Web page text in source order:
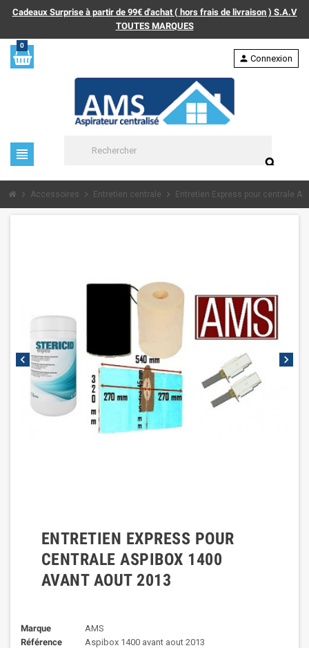
Cadeaux Surprise à partir de 99€ d'achat ( hors frais de livraison ) S.A.V
TOUTES MARQUES
0
view_headline
search
person Connexion
chevron_right Accessoires chevron_right Entretien centrale chevron_right Entretien Express pour centrale
chevron_left chevron_right
ENTRETIEN EXPRESS POUR
CENTRALE ASPIBOX 1400
AVANT AOUT 2013
Marque
AMS
Référence
Aspibox 1400 avant aout 2013